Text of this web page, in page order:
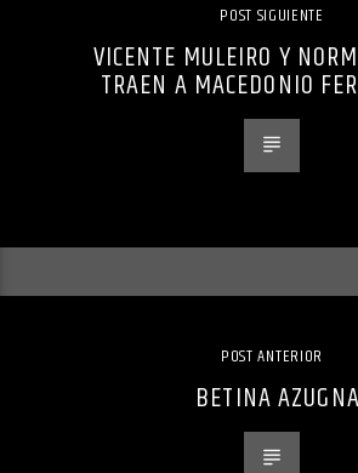
POST SIGUIENTE
VICENTE MULEIRO Y
TRAEN A MACEDONIO
POST ANTERIOR
BETINA AZUGNA